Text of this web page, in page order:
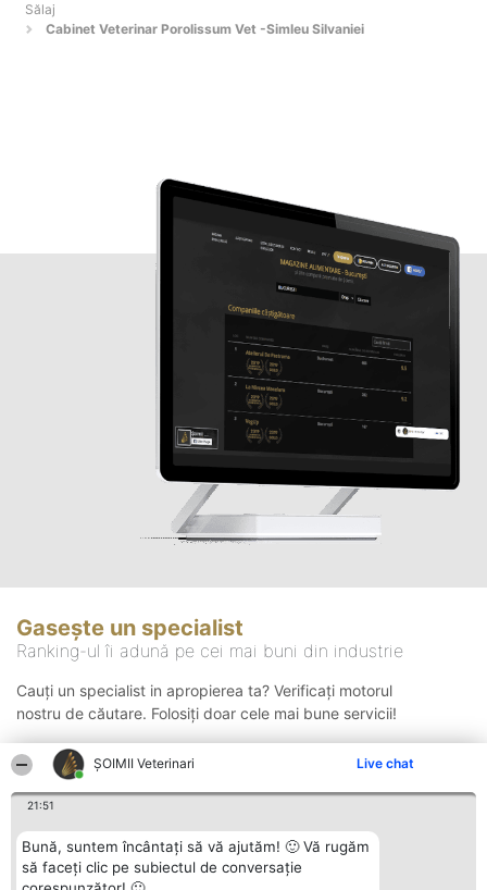
ȘOIMII Veterinari Live chat
21:51
Bună, suntem încântați să vă ajutăm! 🙂 Vă rugăm
să faceți clic pe subiectul de conversație
Sălaj
Cabinet Veterinar Porolissum Vet -Simleu Silvaniei
Gasește un specialist
Ranking-ul îi adună pe cei mai buni din industrie
Cauți un specialist in apropierea ta? Verificați motorul
nostru de căutare. Folosiți doar cele mai bune servicii!